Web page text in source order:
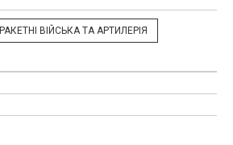
РАКЕТНІ ВІЙСЬКА ТА АРТИЛЕРІЯ